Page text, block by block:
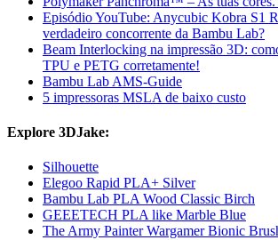
Episódio YouTube: Anycubic Kobra S1
verdadeiro concorrente da Bambu Lab?
Beam Interlocking na impressão 3D:
TPU e PETG corretamente!
Bambu Lab AMS-Guide
5 impressoras MSLA de baixo custo
Explore 3DJake:
Silhouette
Elegoo Rapid PLA+ Silver
Bambu Lab PLA Wood Classic Birch
GEEETECH PLA like Marble Blue
The Army Painter Wargamer Bionic